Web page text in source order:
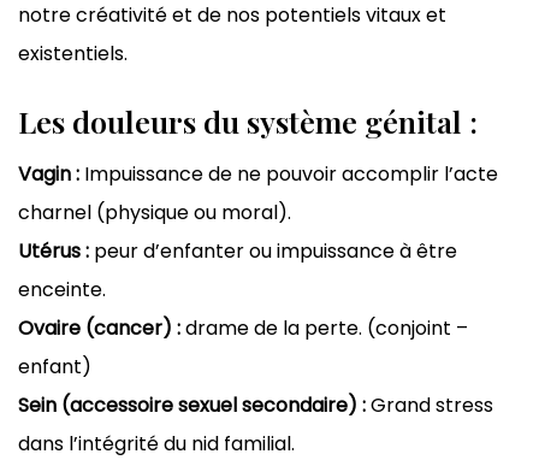
notre créativité et de nos potentiels vitaux et
existentiels.
Les douleurs du système génital :
Vagin : Impuissance de ne pouvoir accomplir l’acte
charnel (physique ou moral).
Utérus : peur d’enfanter ou impuissance à être
enceinte.
Ovaire (cancer) :drame de la perte. (conjoint –
enfant)
Sein (accessoire sexuel secondaire) :Grand stress
dans l’intégrité du nid familial.